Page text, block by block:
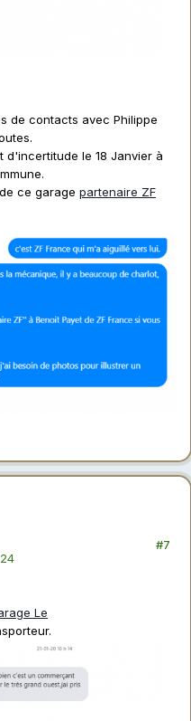
de contacts avec Philippe
d'incertitude le 18 Janvier à
ce garage partenaire ZF
#7
Le